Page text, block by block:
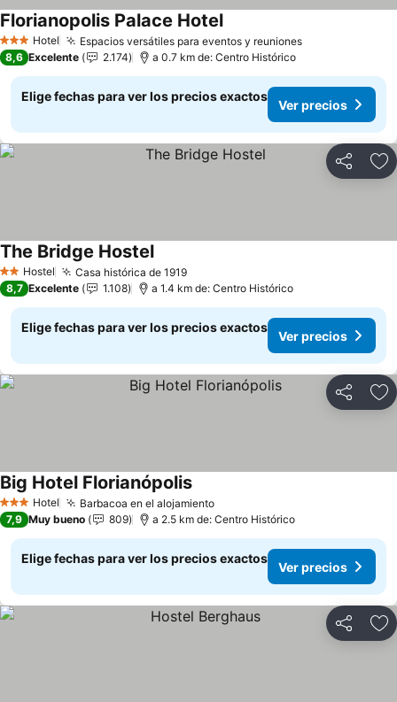
3 Estrellas
Hotel Espacios versátiles para eventos y reunionesVer precios
Florianopolis Palace HotelVer precios
8,6 Excelente 2.174 a 0.7 km de: Centro Histórico
Elige fechas para ver los precios exactos
Ver precios
Compartir
2 Estrellas
Hostel Casa histórica de 1919Ver precios
The Bridge HostelVer precios
8,7 Excelente 1.108 a 1.4 km de: Centro Histórico
Elige fechas para ver los precios exactos
Ver precios
Compartir
3 Estrellas
Hotel Barbacoa en el alojamientoVer precios
Big Hotel FlorianópolisVer precios
7,9 Muy bueno 809 a 2.5 km de: Centro Histórico
Elige fechas para ver los precios exactos
Ver precios
Compartir